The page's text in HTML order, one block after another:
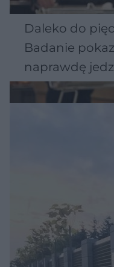
Daleko do
Badanie
naprawdę